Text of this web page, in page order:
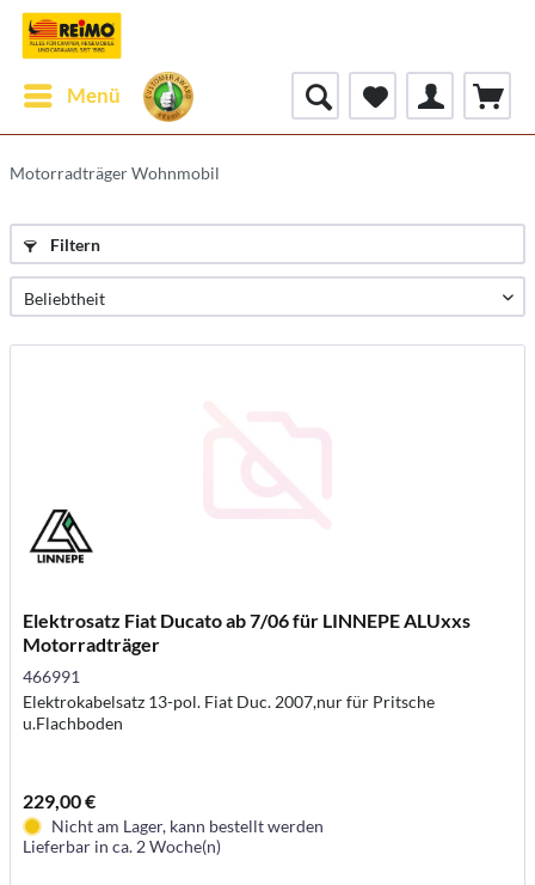
Menü
Motorradträger Wohnmobil
Filtern
Elektrosatz Fiat Ducato ab 7/06 für LINNEPE ALUxxs
Motorradträger
466991
Elektrokabelsatz 13-pol. Fiat Duc. 2007,nur für Pritsche
u.Flachboden
229,00 €
Nicht am Lager, kann bestellt werden
Lieferbar in ca. 2 Woche(n)